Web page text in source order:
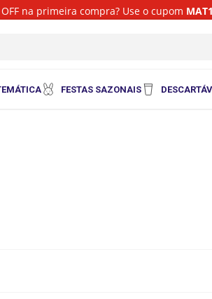
na primeira compra? Use o cupom
FESTAS SAZONAIS